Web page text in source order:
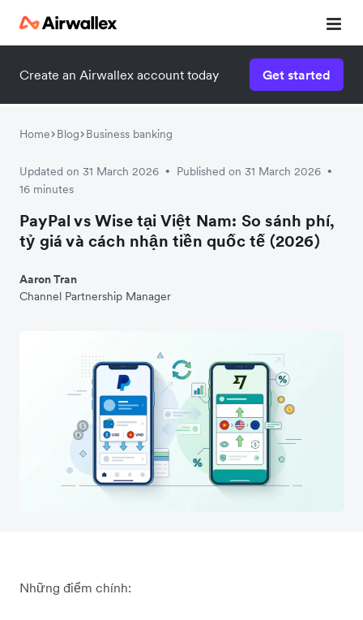
Create an Airwallex account today Get started
Home Blog Business banking
Updated on 31 March 2026 • Published on 31 March 2026 •
16 minutes
PayPal vs Wise tại Việt Nam: So sánh phí,
tỷ giá và cách nhận tiền quốc tế (2026)
Aaron Tran
Channel Partnership Manager
Những điểm chính: